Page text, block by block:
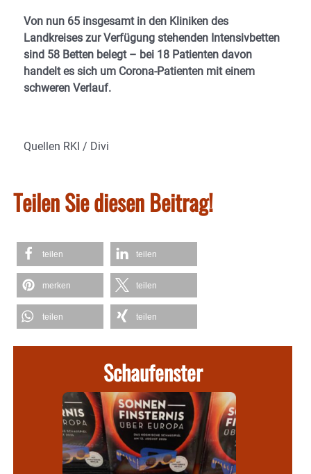
Von nun 65 insgesamt in den Kliniken des
Landkreises zur Verfügung stehenden Intensivbetten
sind 58 Betten belegt – bei 18 Patienten davon
handelt es sich um Corona-Patienten mit einem
schweren Verlauf.
Quellen RKI / Divi
Teilen Sie diesen Beitrag!
teilen teilen
merken teilen
teilen teilen
Schaufenster